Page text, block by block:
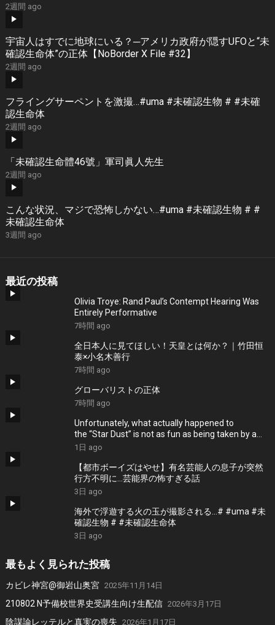
2週間 ago
宇宙人はすでに地球にいる？─アメリカ政府が隠すUFOと“未
確認生命体”の正体【NoBorder X File #32】
2週間 ago
フライングサーペントを激撮…#uma #未確認生物 # #未確
認生命体
2週間 ago
「未確認生命體46號」軍司眞人先生
2週間 ago
こんな状況、マジで恐怖しかない…#uma #未確認生物 # #
未確認生命体
3週間 ago
最近の投稿
Olivia Troye: Rand Paul’s Contempt Hearing Was
Entirely Performative
7時間 ago
全日本人に見てほしい！天皇とは何か？｜竹田恒
泰×小名木善行
7時間 ago
グローバリストの正体
7時間 ago
Unfortunately, what actually happened to
the “Star Dust” is not as fun as being taken by a
UFO.
1日 ago
【都市ボーイズはやせ】有名芸能人の息子が突然
行方不明に…芸能界の怖すぎる話
3日 ago
海外で浮遊する火の玉が撮影される…# #uma #未
確認生物 # #未確認生命体
3日 ago
最もよく見られた投稿
カビレ神宮@御岩山奥宮 2025年11月14日
210802 N予備校世界史受講生向け生配信 2026年3月17日
陰謀論レッテルと真実の喪失 2026年1月17日